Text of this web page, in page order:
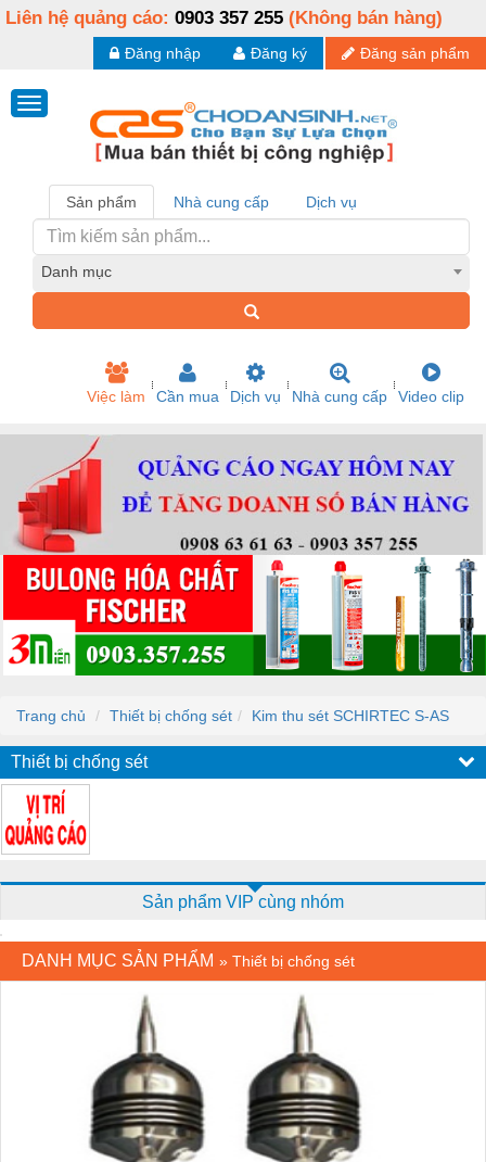
Liên hệ quảng cáo: 0903 357 255 (Không bán hàng)
Đăng sản phẩm
Đăng ký
Đăng nhập
Sản phẩm Nhà cung cấp Dịch vụ
Danh mục
Việc làm Cần mua Dịch vụ Nhà cung cấp Video clip
Trang chủ Thiết bị chống sét Kim thu sét SCHIRTEC S-AS
Thiết bị chống sét
Sản phẩm VIP cùng nhóm
DANH MỤC SẢN PHẨM » Thiết bị chống sét